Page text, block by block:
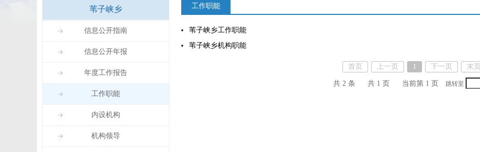
苇子峡乡
信息公开指南
信息公开年报
年度工作报告
工作职能
内设机构
机构领导
工作职能
苇子峡乡工作职能
苇子峡乡机构职能
首页 上一页 1 下一页 末页
共 2 条 共 1 页 当前第 1 页 跳转至